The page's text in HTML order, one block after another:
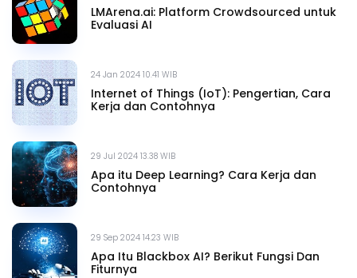
LMArena.ai: Platform Crowdsourced untuk
Evaluasi AI
24 Jan 2024 10.41 WIB
Internet of Things (IoT): Pengertian, Cara
Kerja dan Contohnya
29 Jul 2024 13.38 WIB
Apa itu Deep Learning? Cara Kerja dan
Contohnya
29 Sep 2024 14.23 WIB
Apa Itu Blackbox AI? Berikut Fungsi Dan
Fiturnya